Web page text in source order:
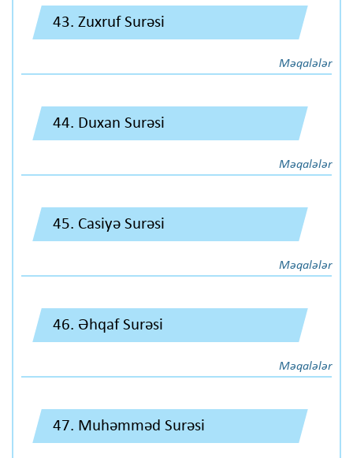
43. Zuxruf Surəsi
Məqalələr
44. Duxan Surəsi
Məqalələr
45. Casiyə Surəsi
Məqalələr
46. Əhqaf Surəsi
Məqalələr
47. Muhəmməd Surəsi